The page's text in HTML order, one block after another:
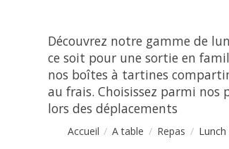
Découvrez notre gamme de
ce soit pour une sortie en
nos boîtes à tartines
au frais. Choisissez parmi nos
lors des déplacements
Accueil / A table / Repas /